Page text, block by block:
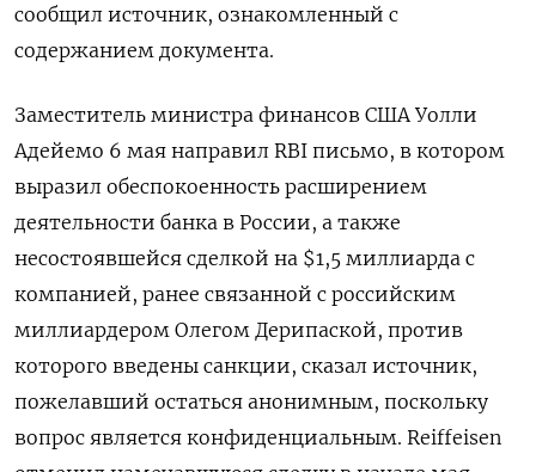
сообщил источник, ознакомленный с
содержанием документа.
Заместитель министра финансов США Уолли
Адейемо 6 мая направил RBI письмо, в котором
выразил обеспокоенность расширением
деятельности банка в России, а также
несостоявшейся сделкой на $1,5 миллиарда с
компанией, ранее связанной с российским
миллиардером Олегом Дерипаской, против
которого введены санкции, сказал источник,
пожелавший остаться анонимным, поскольку
вопрос является конфиденциальным. Reiffeisen